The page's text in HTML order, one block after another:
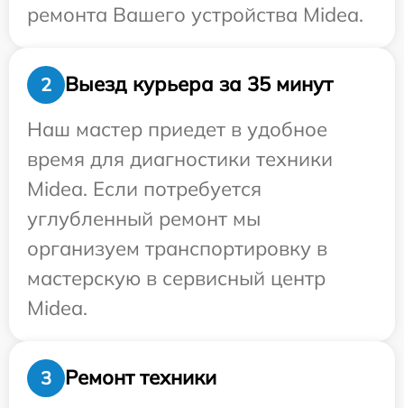
ремонта Вашего устройства Midea.
2
Выезд курьера за 35 минут
Наш мастер приедет в удобное
время для диагностики техники
Midea. Если потребуется
углубленный ремонт мы
организуем транспортировку в
мастерскую в сервисный центр
Midea.
3 Ремонт техники